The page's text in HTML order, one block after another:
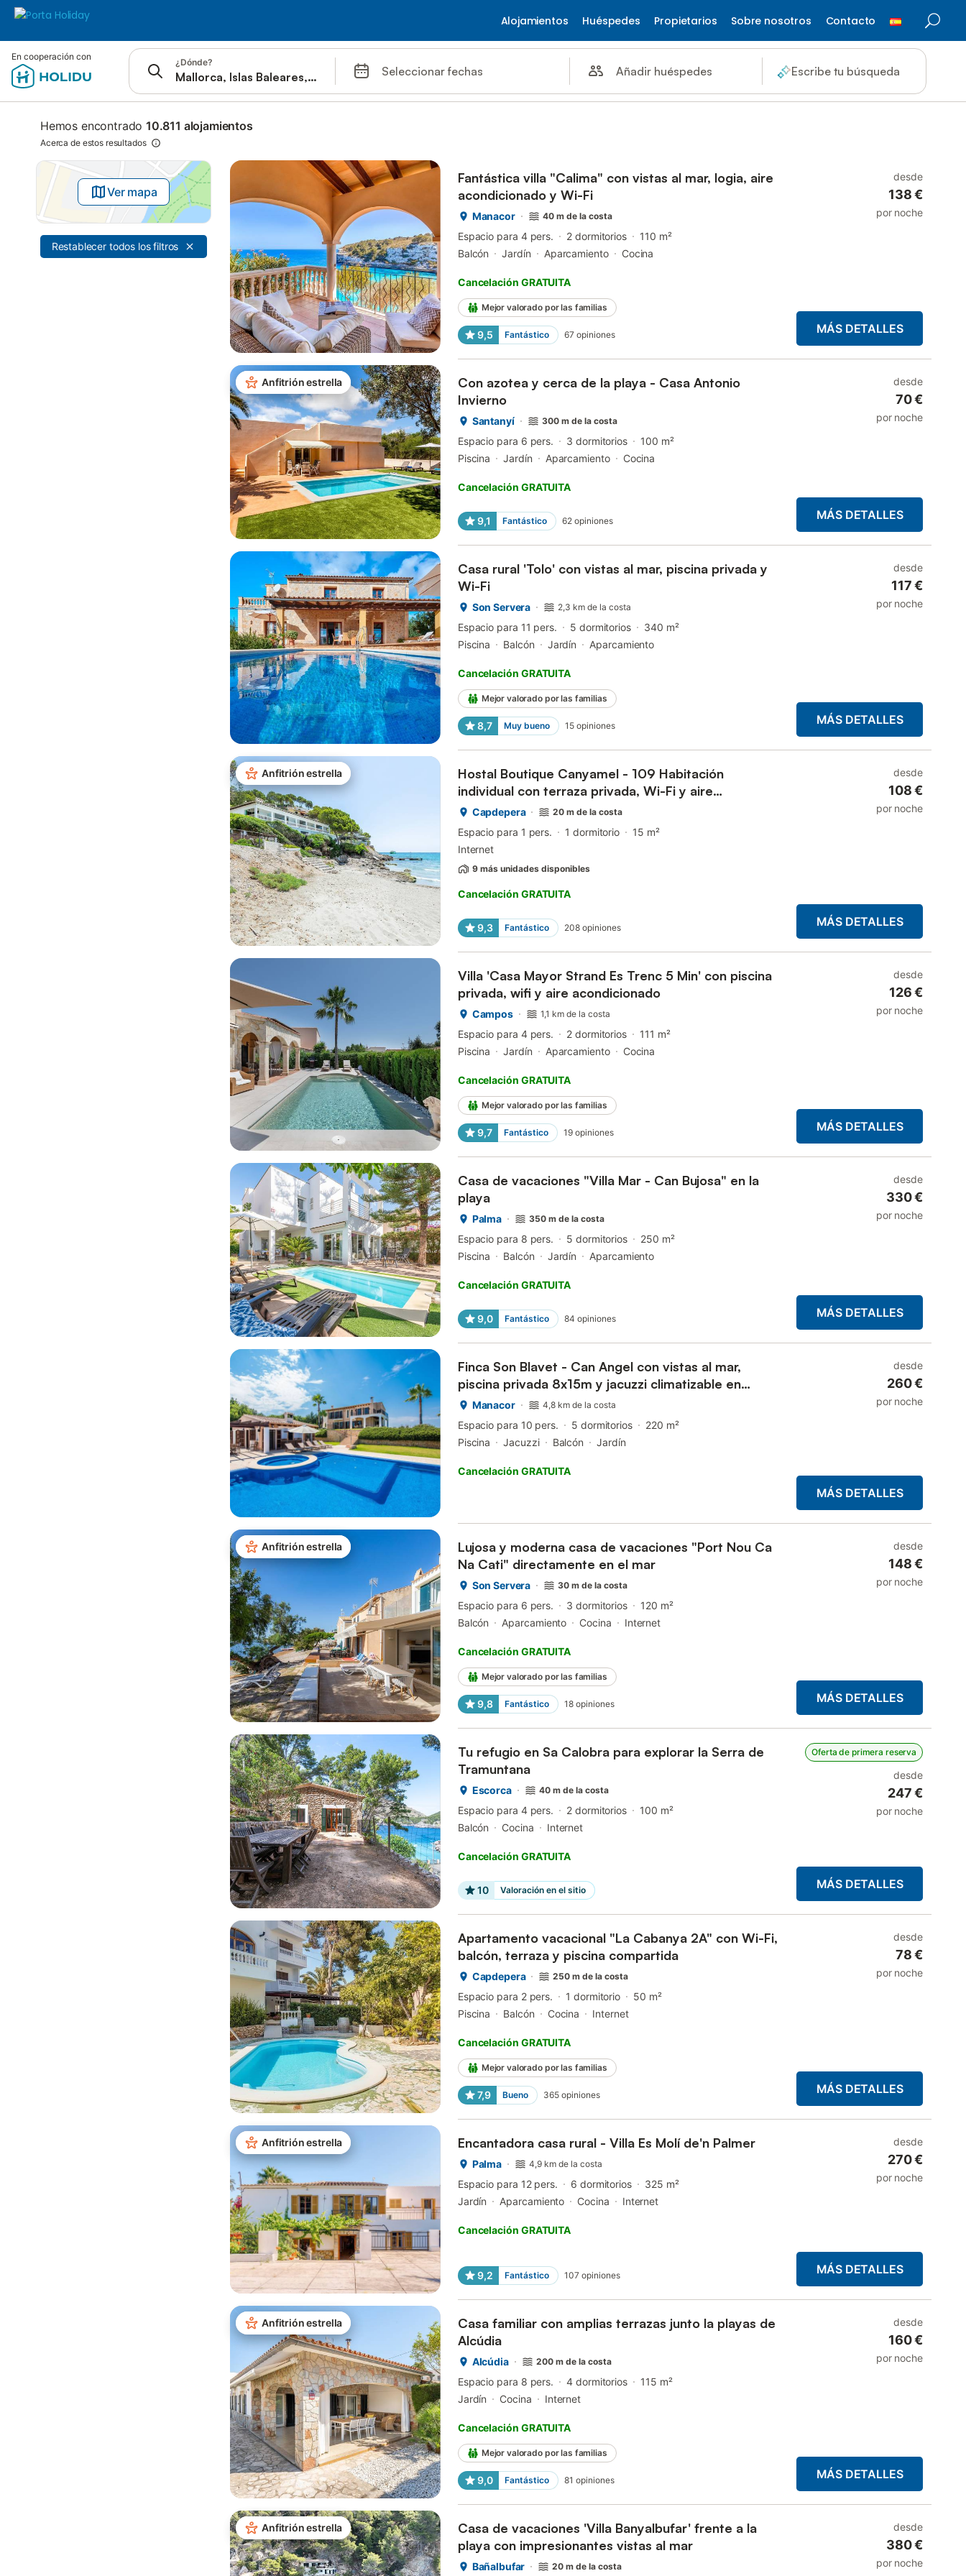
Alojamientos Huéspedes Propietarios Sobre nosotros Contacto
Saltar a
Barra de búsqueda
Filtros
Ofertas
En cooperación con
¿Dónde?
Seleccionar fechas Añadir huéspedes Escribe tu búsqueda
Hemos encontrado10.811 alojamientos
Acerca de estos resultados
Ver mapa
Restablecer todos los filtros
Fantástica villa "Calima" con vistas al mar, logia, aire
acondicionado y Wi-Fi
Manacor 40 m de la costa
Espacio para 4 pers. 2 dormitorios
110 m²
Balcón
Jardín Aparcamiento Cocina
Cancelación GRATUITA
Mejor valorado por las familias
9,5 Fantástico 67 opiniones
desde
138 €
por noche
MÁS DETALLES
Anfitrión estrella
Con azotea y cerca de la playa - Casa Antonio
Invierno
Santanyí 300 m de la costa
Espacio para 6 pers. 3 dormitorios
100 m²
Piscina
Jardín Aparcamiento Cocina
Cancelación GRATUITA
9,1 Fantástico 62 opiniones
desde
70 €
por noche
MÁS DETALLES
Casa rural 'Tolo' con vistas al mar, piscina privada y
Wi-Fi
Son Servera 2,3 km de la costa
Espacio para 11 pers. 5 dormitorios
340 m²
Piscina
Balcón Jardín Aparcamiento
Cancelación GRATUITA
Mejor valorado por las familias
8,7 Muy bueno 15 opiniones
desde
117 €
por noche
MÁS DETALLES
Anfitrión estrella
Hostal Boutique Canyamel - 109 Habitación
individual con terraza privada, Wi-Fi y aire
acondicionado
Capdepera 20 m de la costa
Espacio para 1 pers. 1 dormitorio
15 m²
Internet
9 más unidades disponibles
Cancelación GRATUITA
9,3 Fantástico 208 opiniones
desde
108 €
por noche
MÁS DETALLES
Villa 'Casa Mayor Strand Es Trenc 5 Min' con piscina
privada, wifi y aire acondicionado
Campos 1,1 km de la costa
Espacio para 4 pers. 2 dormitorios
111 m²
Piscina
Jardín Aparcamiento Cocina
Cancelación GRATUITA
Mejor valorado por las familias
9,7 Fantástico 19 opiniones
desde
126 €
por noche
MÁS DETALLES
Casa de vacaciones "Villa Mar - Can Bujosa" en la
playa
Palma 350 m de la costa
Espacio para 8 pers. 5 dormitorios
250 m²
Piscina
Balcón Jardín Aparcamiento
Cancelación GRATUITA
9,0 Fantástico 84 opiniones
desde
330 €
por noche
MÁS DETALLES
Finca Son Blavet - Can Angel con vistas al mar,
piscina privada 8x15m y jacuzzi climatizable en
parc...
Manacor 4,8 km de la costa
Espacio para 10 pers. 5 dormitorios
220 m²
Piscina
Jacuzzi Balcón Jardín
Cancelación GRATUITA
desde
260 €
por noche
MÁS DETALLES
Anfitrión estrella
Lujosa y moderna casa de vacaciones "Port Nou Ca
Na Cati" directamente en el mar
Son Servera 30 m de la costa
Espacio para 6 pers. 3 dormitorios
120 m²
Balcón
Aparcamiento Cocina Internet
Cancelación GRATUITA
Mejor valorado por las familias
9,8 Fantástico 18 opiniones
desde
148 €
por noche
MÁS DETALLES
Tu refugio en Sa Calobra para explorar la Serra de
Tramuntana
Escorca 40 m de la costa
Espacio para 4 pers. 2 dormitorios
100 m²
Balcón
Cocina Internet
Cancelación GRATUITA
10 Valoración en el sitio
Oferta de primera reserva
desde
247 €
por noche
MÁS DETALLES
Apartamento vacacional "La Cabanya 2A" con Wi-Fi,
balcón, terraza y piscina compartida
Capdepera 250 m de la costa
Espacio para 2 pers. 1 dormitorio
50 m²
Piscina
Balcón Cocina Internet
Cancelación GRATUITA
Mejor valorado por las familias
7,9 Bueno 365 opiniones
desde
78 €
por noche
MÁS DETALLES
Anfitrión estrella Encantadora casa rural - Villa Es Molí de'n Palmer
Palma 4,9 km de la costa
Espacio para 12 pers. 6 dormitorios
325 m²
Jardín
Aparcamiento Cocina Internet
Cancelación GRATUITA
9,2 Fantástico 107 opiniones
desde
270 €
por noche
MÁS DETALLES
Anfitrión estrella
Casa familiar con amplias terrazas junto la playas de
Alcúdia
Alcúdia 200 m de la costa
Espacio para 8 pers. 4 dormitorios
115 m²
Jardín
Cocina Internet
Cancelación GRATUITA
Mejor valorado por las familias
9,0 Fantástico 81 opiniones
desde
160 €
por noche
MÁS DETALLES
Anfitrión estrella
Casa de vacaciones 'Villa Banyalbufar' frente a la
playa con impresionantes vistas al mar
Bañalbufar 20 m de la costa
desde
380 €
por noche